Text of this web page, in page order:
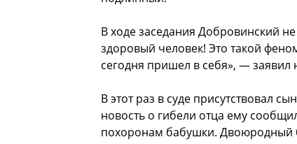
В ходе заседания Добровинский
здоровый человек! Это такой
сегодня пришел в себя», — заявил
В этот раз в суде присутствовал
новость о гибели отца ему
похоронам бабушки. Двоюродный